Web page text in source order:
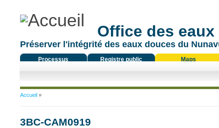
Office des
Préserver l'intégrité des eaux douces du
Processus
Registre public Maps
Vous êtes ici
Accueil»
3BC-CAM0919